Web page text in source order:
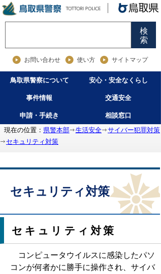
検
索
お問い合わせ 使い方 サイトマップ
鳥取県警察について 安心・安全なくらし
事件情報 交通安全
申請・手続き
相談窓口
現在の位置： 県警本部 生活安全
サイバー犯罪対策
セキュリティ対策
セキュリティ対策
セキュリティ対策
コンピュータウイルスに感染したパソ
コンが何者かに勝手に操作され、サイバ